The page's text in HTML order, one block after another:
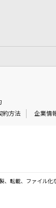
約方法 企業情
転載、ファイル化